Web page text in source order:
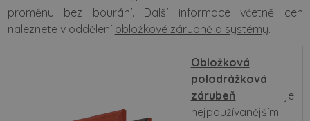
proměnu bez bourání. Další informace včetně cen
naleznete v oddělení obložkové zárubně a systémy.
Obložková
polodrážková
zárubeň je
nejpoužívanějším